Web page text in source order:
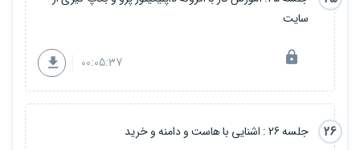
سایت
00:05:37
26 جلسه 26 : اشنایی با هاست و دامنه و خرید